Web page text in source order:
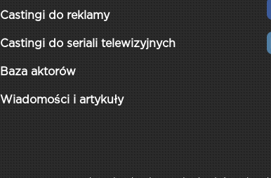
Castingi do reklamy
Castingi do seriali telewizyjnych
Baza aktorów
Wiadomości i artykuły